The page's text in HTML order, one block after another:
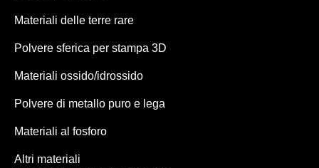
Materiali delle terre rare
Polvere sferica per stampa 3D
Materiali ossido/idrossido
Polvere di metallo puro e lega
Materiali al fosforo
Altri materiali